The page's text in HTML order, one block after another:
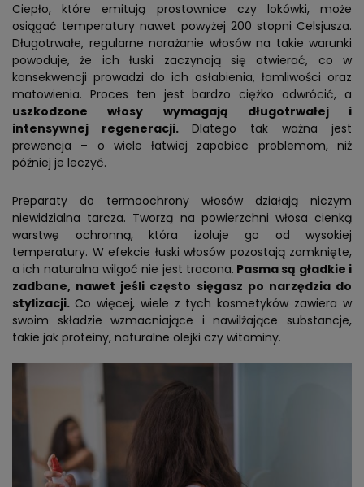
Ciepło, które emitują prostownice czy lokówki, może
osiągać temperatury nawet powyżej 200 stopni Celsjusza.
Długotrwałe, regularne narażanie włosów na takie warunki
powoduje, że ich łuski zaczynają się otwierać, co w
konsekwencji prowadzi do ich osłabienia, łamliwości oraz
matowienia. Proces ten jest bardzo ciężko odwrócić, a
uszkodzone włosy wymagają długotrwałej i
intensywnej regeneracji. Dlatego tak ważna jest
prewencja – o wiele łatwiej zapobiec problemom, niż
później je leczyć.
Preparaty do termoochrony włosów działają niczym
niewidzialna tarcza. Tworzą na powierzchni włosa cienką
warstwę ochronną, która izoluje go od wysokiej
temperatury. W efekcie łuski włosów pozostają zamknięte,
a ich naturalna wilgoć nie jest tracona. Pasma są gładkie i
zadbane, nawet jeśli często sięgasz po narzędzia do
stylizacji. Co więcej, wiele z tych kosmetyków zawiera w
swoim składzie wzmacniające i nawilżające substancje,
takie jak proteiny, naturalne olejki czy witaminy.